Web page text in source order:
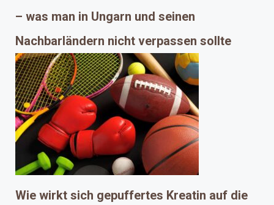
– was man in Ungarn und seinen
Nachbarländern nicht verpassen sollte
Wie wirkt sich gepuffertes Kreatin auf die